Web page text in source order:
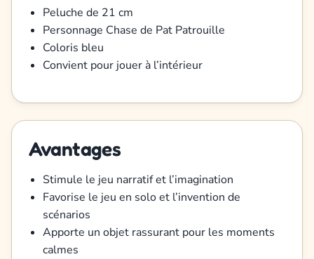
Peluche de 21 cm
Personnage Chase de Pat Patrouille
Coloris bleu
Convient pour jouer à l’intérieur
Avantages
Stimule le jeu narratif et l’imagination
Favorise le jeu en solo et l’invention de
scénarios
Apporte un objet rassurant pour les moments
calmes